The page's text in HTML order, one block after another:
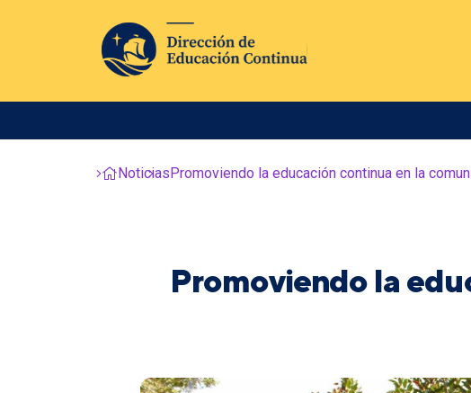
NoticiasPromoviendo la educación continua en la
Promoviendo la